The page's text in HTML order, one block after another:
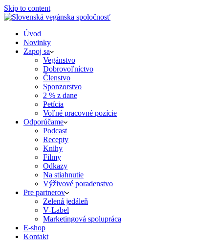
Skip to content
Úvod
Novinky
Zapoj sa
Vegánstvo
Dobrovoľníctvo
Členstvo
Sponzorstvo
2 % z dane
Petícia
Voľné pracovné pozície
Odporúčame
Podcast
Recepty
Knihy
Filmy
Odkazy
Na stiahnutie
Výživové poradenstvo
Pre partnerov
Zelená jedáleň
V‑Label
Marketingová spolupráca
E‑shop
Kontakt